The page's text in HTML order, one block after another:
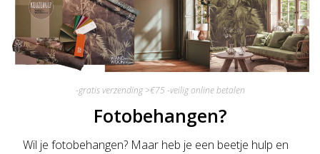
-gratis verzending >€75 -veilig online betalen
Fotobehangen?
Wil je fotobehangen? Maar heb je een beetje hulp en